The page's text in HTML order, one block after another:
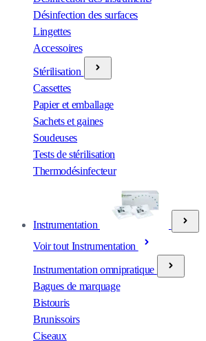
Désinfection des surfaces
Lingettes
Accessoires
Stérilisation
Cassettes
Papier et emballage
Sachets et gaines
Soudeuses
Tests de stérilisation
Thermodésinfecteur
Instrumentation
Voir tout Instrumentation
Instrumentation omnipratique
Bagues de marquage
Bistouris
Brunissoirs
Ciseaux